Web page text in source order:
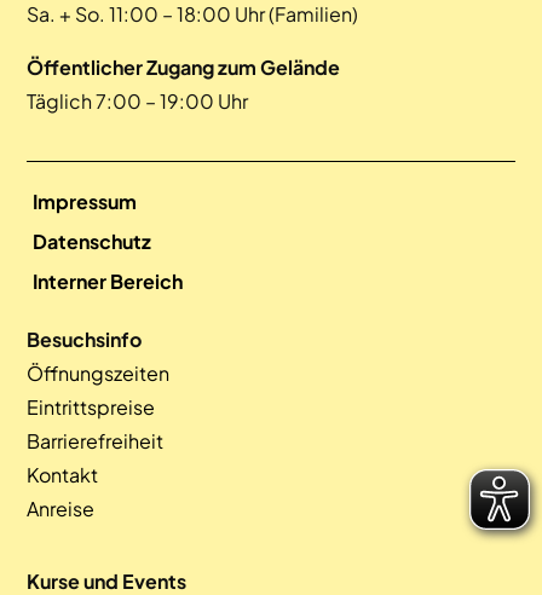
Sa. + So. 11:00 – 18:00 Uhr (Familien)
Öffentlicher Zugang zum Gelände
Täglich 7:00 – 19:00 Uhr
Impressum
Datenschutz
Interner Bereich
Besuchsinfo
Öffnungszeiten
Eintrittspreise
Barrierefreiheit
Kontakt
Anreise
Kurse und Events